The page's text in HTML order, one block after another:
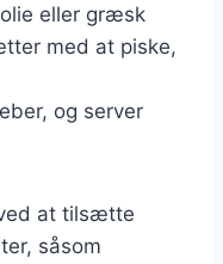
eller græsk
med at piske,
og server
at tilsætte
såsom